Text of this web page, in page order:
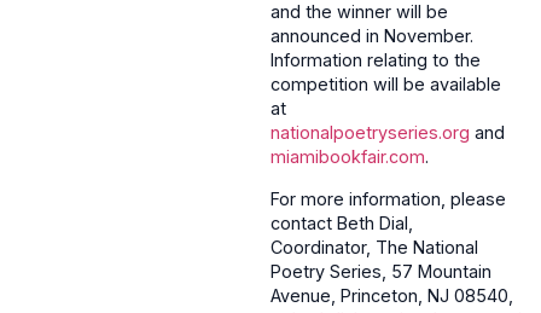
and the winner will be
announced in November.
Information relating to the
competition will be available
at
nationalpoetryseries.org and
miamibookfair.com.
For more information, please
contact Beth Dial,
Coordinator, The National
Poetry Series, 57 Mountain
Avenue, Princeton, NJ 08540,